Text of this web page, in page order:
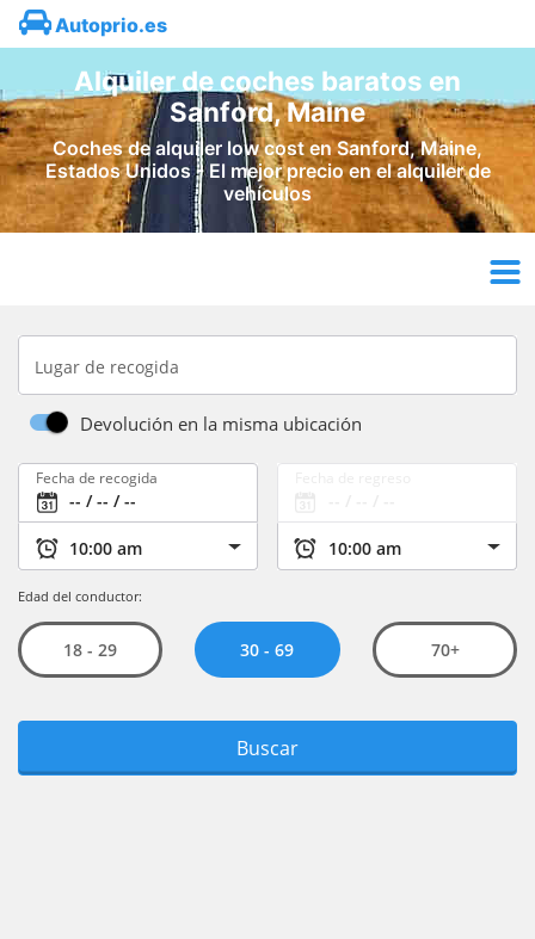
Autoprio.es
Alquiler de coches baratos en
Sanford, Maine
Coches de alquiler low cost en Sanford, Maine,
Estados Unidos - El mejor precio en el alquiler de
vehículos